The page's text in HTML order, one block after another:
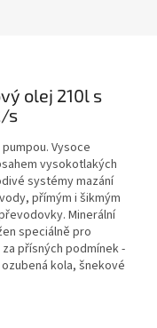
olej 210l s
s
pumpou. Vysoce
vysokotlakých
systémy mazání
přímým i šikmým
Minerální
speciálně pro
přísných podmínek -
kola, šnekové